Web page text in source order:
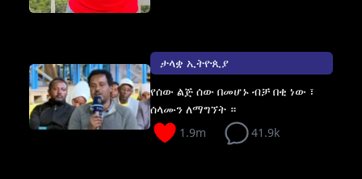
ታላቋ ኢትዮጲያ
የሰው ልጅ ሰው በመሆኑ ብቻ በቂ ነው ፣
ሰላሙን ለማግኘት ።
1.9m
41.9k